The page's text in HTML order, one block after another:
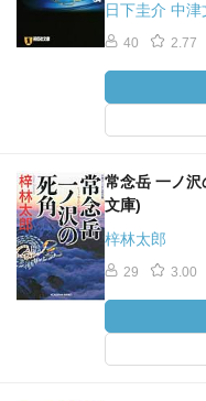
日下圭介 中
40 2.77
常念岳 一ノ
文庫)
梓林太郎
29 3.00